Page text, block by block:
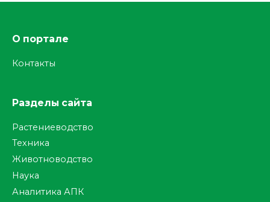
О портале
Контакты
Разделы сайта
Растениеводство
Техника
Животноводство
Наука
Аналитика АПК